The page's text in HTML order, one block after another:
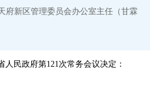
府新区管理委员会办公室主任（甘霖
民政府第121次常务会议决定：